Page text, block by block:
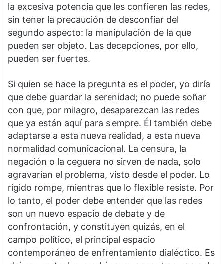
la excesiva potencia que les confieren las redes,
sin tener la precaución de desconfiar del
segundo aspecto: la manipulación de la que
pueden ser objeto. Las decepciones, por ello,
pueden ser fuertes.
Si quien se hace la pregunta es el poder, yo diría
que debe guardar la serenidad; no puede soñar
con que, por milagro, desaparezcan las redes
que ya están aquí para siempre. Él también debe
adaptarse a esta nueva realidad, a esta nueva
normalidad comunicacional. La censura, la
negación o la ceguera no sirven de nada, solo
agravarían el problema, visto desde el poder. Lo
rígido rompe, mientras que lo flexible resiste. Por
lo tanto, el poder debe entender que las redes
son un nuevo espacio de debate y de
confrontación, y constituyen quizás, en el
campo político, el principal espacio
contemporáneo de enfrentamiento dialéctico. Es